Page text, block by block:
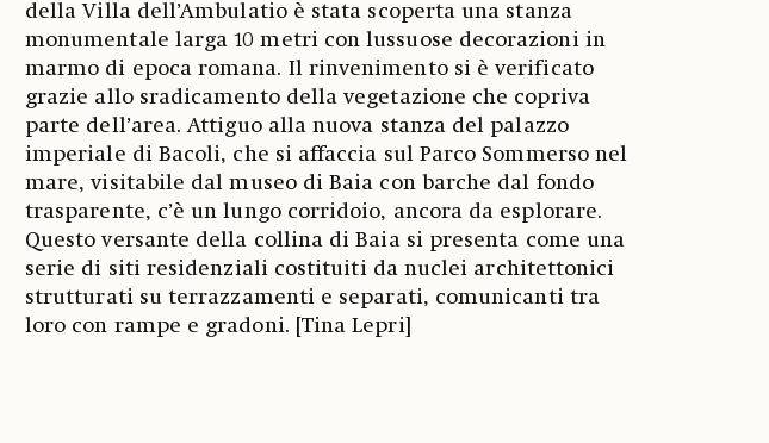
della Villa dell’Ambulatio è stata scoperta una stanza
monumentale larga 10 metri con lussuose decorazioni in
marmo di epoca romana. Il rinvenimento si è verificato
grazie allo sradicamento della vegetazione che copriva
parte dell’area. Attiguo alla nuova stanza del palazzo
imperiale di Bacoli, che si affaccia sul Parco Sommerso nel
mare, visitabile dal museo di Baia con barche dal fondo
trasparente, c’è un lungo corridoio, ancora da esplorare.
Questo versante della collina di Baia si presenta come una
serie di siti residenziali costituiti da nuclei architettonici
strutturati su terrazzamenti e separati, comunicanti tra
loro con rampe e gradoni. [Tina Lepri]